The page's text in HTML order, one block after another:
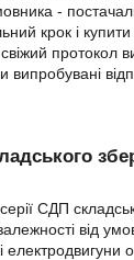
-
крок і
СДП
від